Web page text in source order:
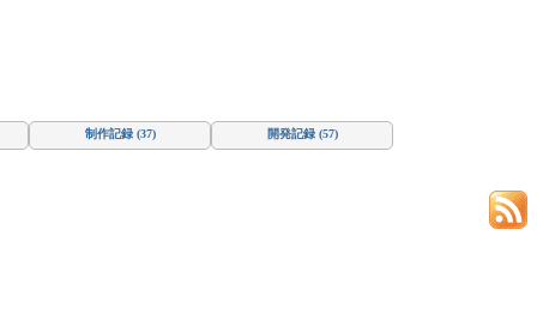
制作記録 (37) 開発記録 (57)